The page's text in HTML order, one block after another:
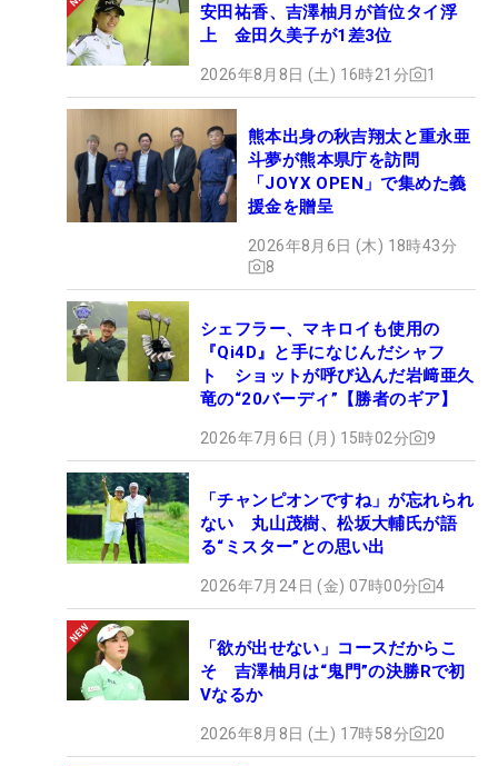
安田祐香、吉澤柚月が首位タイ浮
上 金田久美子が1差3位
2026年8月8日 (土) 16時21分 1
熊本出身の秋吉翔太と重永亜
斗夢が熊本県庁を訪問
「JOYX OPEN」で集めた義
援金を贈呈
2026年8月6日 (木) 18時43分
8
シェフラー、マキロイも使用の
『Qi4D』と手になじんだシャフ
ト ショットが呼び込んだ岩﨑亜久
竜の“20バーディ”【勝者のギア】
2026年7月6日 (月) 15時02分 9
「チャンピオンですね」が忘れられ
ない 丸山茂樹、松坂大輔氏が語
る“ミスター”との思い出
2026年7月24日 (金) 07時00分 4
「欲が出せない」コースだからこ
そ 吉澤柚月は“鬼門”の決勝Rで初
Vなるか
2026年8月8日 (土) 17時58分 20